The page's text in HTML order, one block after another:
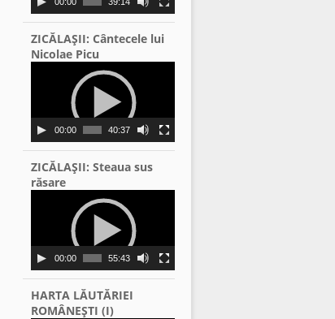
ZICĂLAŞII: Cântecele lui
Nicolae Picu
00:00 40:37
ZICĂLAŞII: Steaua sus
răsare
00:00 55:43
HARTA LĂUTĂRIEI
ROMÂNEŞTI (I)